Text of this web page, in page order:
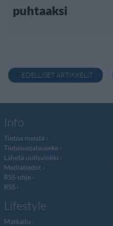
puhtaaksi
‹ EDELLISET ARTIKKELIT
Info
Tietoa meistä
Tietosuojalauseke
Lähetä uutisvinkki
Mediatiedot
RSS-ohje
RSS
Lifestyle
Matkailu